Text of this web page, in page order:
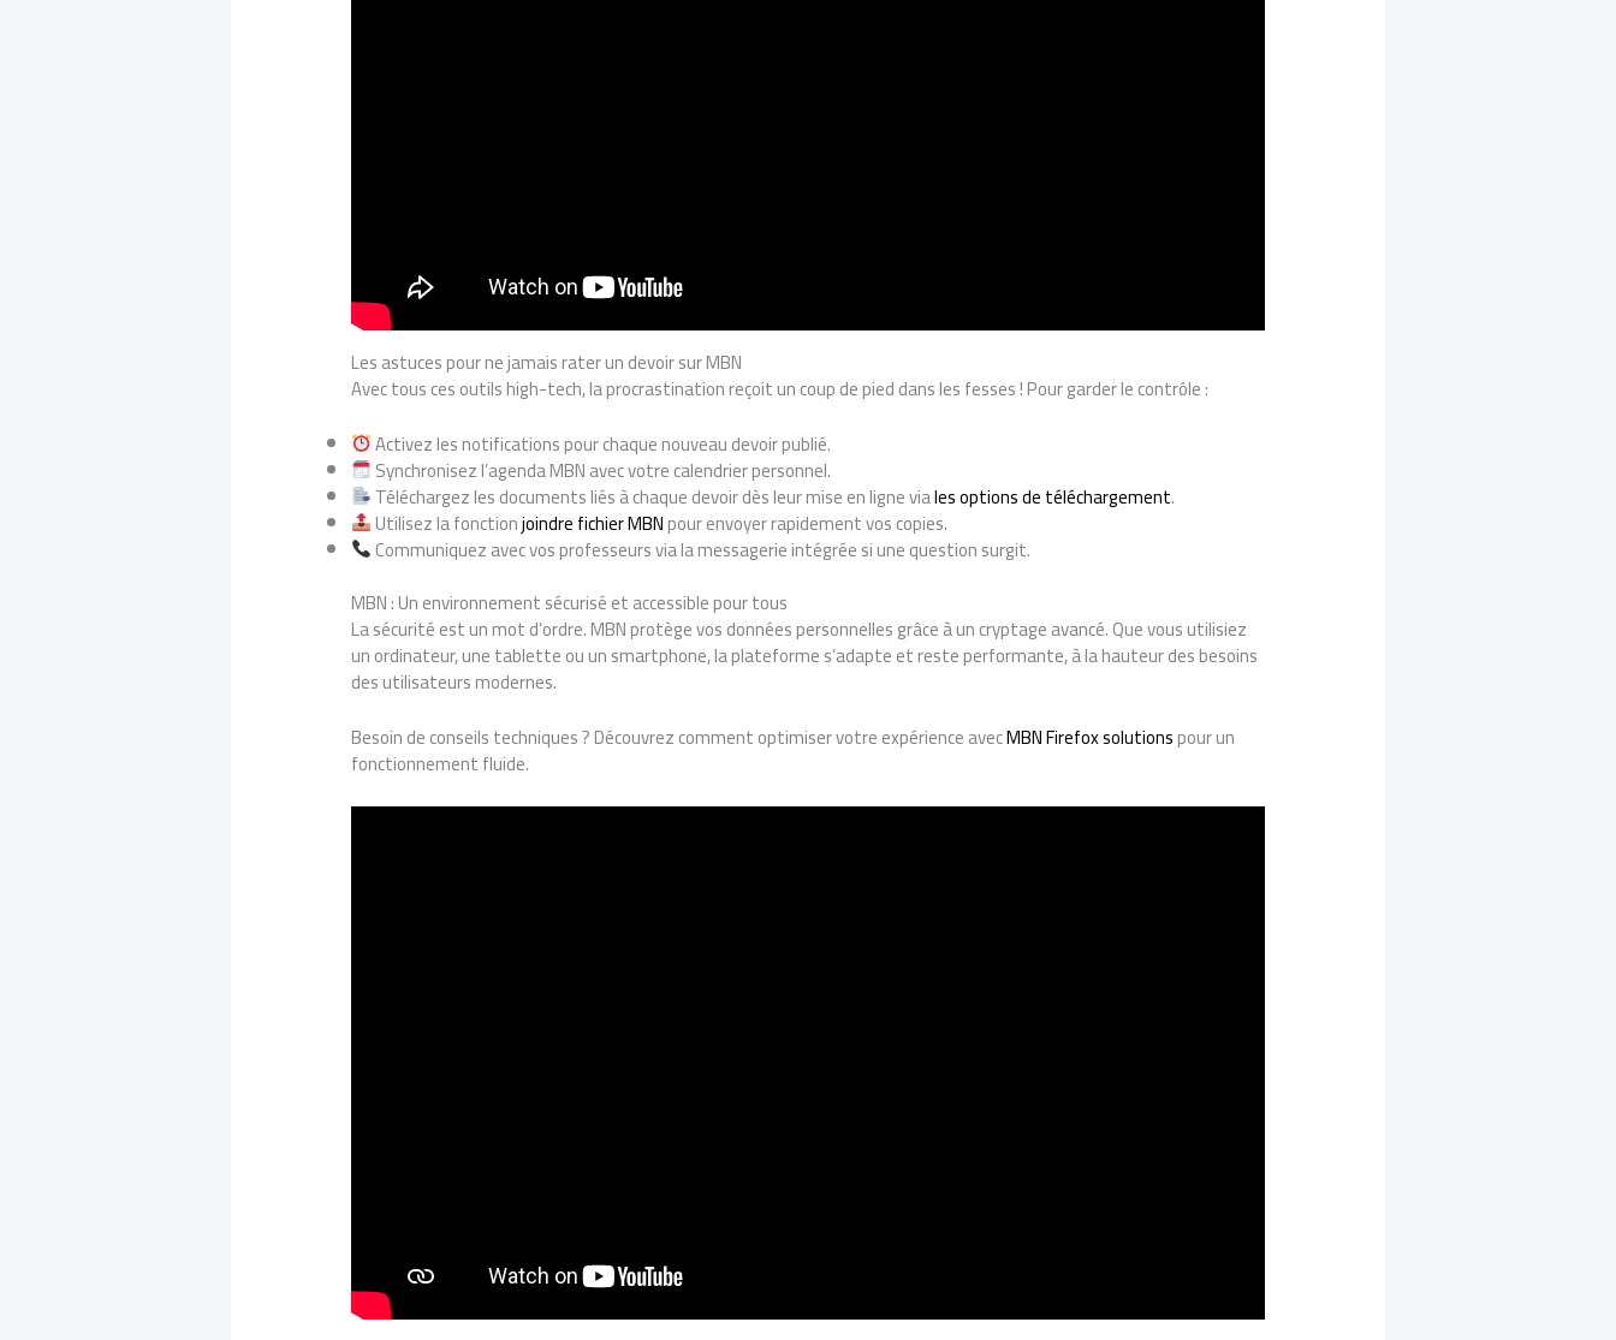
Les astuces pour ne jamais rater un devoir sur MBN
Avec tous ces outils high-tech, la procrastination reçoit un coup de pied dans les fesses ! Pour garder le contrôle :
Activez les notifications pour chaque nouveau devoir publié.
Synchronisez l’agenda MBN avec votre calendrier personnel.
Téléchargez les documents liés à chaque devoir dès leur mise en ligne viales options de téléchargement.
Utilisez la fonctionjoindre fichier MBNpour envoyer rapidement vos copies.
Communiquez avec vos professeurs via la messagerie intégrée si une question surgit.
MBN : Un environnement sécurisé et accessible pour tous
La sécurité est un mot d’ordre. MBN protège vos données personnelles grâce à un cryptage avancé. Que vous utilisiez
un ordinateur, une tablette ou un smartphone, la plateforme s’adapte et reste performante, à la hauteur des besoins
des utilisateurs modernes.
Besoin de conseils techniques ? Découvrez comment optimiser votre expérience avecMBN Firefox solutionspour un
fonctionnement fluide.